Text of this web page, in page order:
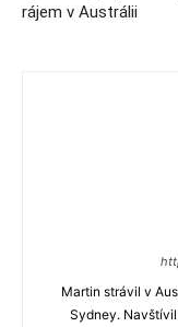
rájem v Austrálii
Martin strávil v
Sydney.